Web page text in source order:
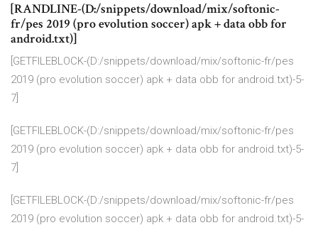
[RANDLINE-(D:/snippets/download/mix/softonic-
fr/pes 2019 (pro evolution soccer) apk + data obb for
android.txt)]
[GETFILEBLOCK-(D:/snippets/download/mix/softonic-fr/pes
2019 (pro evolution soccer) apk + data obb for android.txt)-5-
7]
[GETFILEBLOCK-(D:/snippets/download/mix/softonic-fr/pes
2019 (pro evolution soccer) apk + data obb for android.txt)-5-
7]
[GETFILEBLOCK-(D:/snippets/download/mix/softonic-fr/pes
2019 (pro evolution soccer) apk + data obb for android.txt)-5-